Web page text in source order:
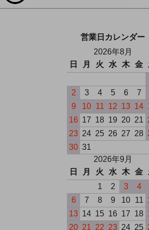
営業日カレンダー
2026年8月
日
月 火 水 木 金
2
3 4 5 6 7
9
10 11 12 13 14
16 17 18 19 20 21
23 24 25 26 27 28
30 31
2026年9月
日
月 火 水 木 金
1
2 3 4
6
7 8 9 10 11
13 14 15 16 17 18
20 21 22 23 24 25